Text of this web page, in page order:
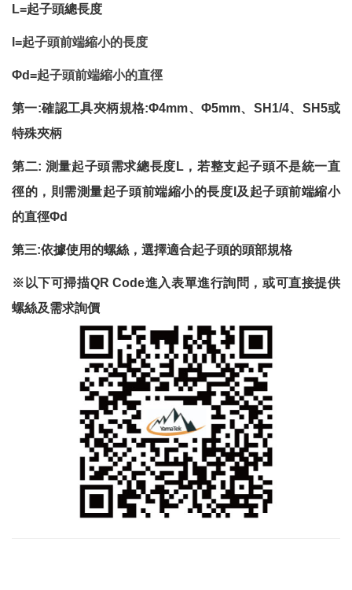
L=起子頭總長度
l=起子頭前端縮小的長度
Φd=起子頭前端縮小的直徑
第一:確認工具夾柄規格:Φ4mm、Φ5mm、 SH1/4、 SH5或
特殊夾柄
第二: 測量起子頭需求總長度 L，若整支起子頭不是統一直
徑的，則需測量起子頭前端縮小的長度 及起子頭前端縮小
的直徑Φd
第三:依據使用的螺絲，選擇適合起子頭的頭部規格
※以下可掃描QR Code進入表單進行詢問，或可直接提供
螺絲及需求詢價